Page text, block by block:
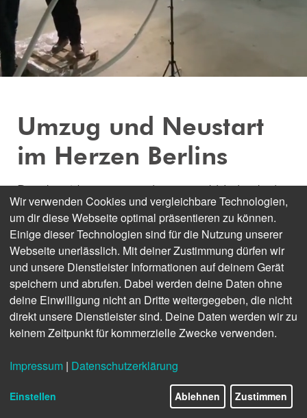
Umzug und Neustart
im Herzen Berlins
Der dpa-Newsroom zieht um und bleibt doch.
Nach mehr als einem Jahrzehnt wird unsere
Zentrale den fünften Stock in der Berliner
Markgrafenstraße verlassen und einige
Stockwerke tiefer neue Arbeitsräume beziehen.
Der Mietvertrag ist unterschrieben, die
Ausbauplanungen sind in vollem Gange.
Angepeilter Einzugstermin: Mitte 2023.
Wir verwenden Cookies und vergleichbare Technologien,
um dir diese Webseite optimal präsentieren zu können.
Einige dieser Technologien sind für die Nutzung unserer
Webseite unerlässlich. Mit deiner Zustimmung dürfen wir
und unsere Dienstleister Informationen auf deinem Gerät
speichern und abrufen. Dabei werden deine Daten ohne
deine Einwilligung nicht an Dritte weitergegeben, die nicht
direkt unsere Dienstleister sind. Deine Daten werden wir zu
keinem Zeitpunkt für kommerzielle Zwecke verwenden.
Impressum | Datenschutzerklärung
Einstellen Ablehnen Zustimmen